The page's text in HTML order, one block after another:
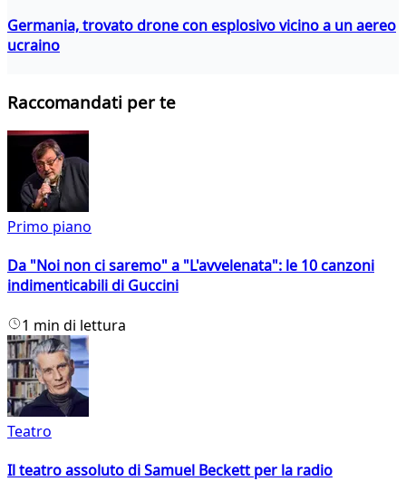
Germania, trovato drone con esplosivo vicino a un aereo
ucraino
Raccomandati per te
Primo piano
Da "Noi non ci saremo" a "L'avvelenata": le 10 canzoni
indimenticabili di Guccini
1 min di lettura
Teatro
Il teatro assoluto di Samuel Beckett per la radio